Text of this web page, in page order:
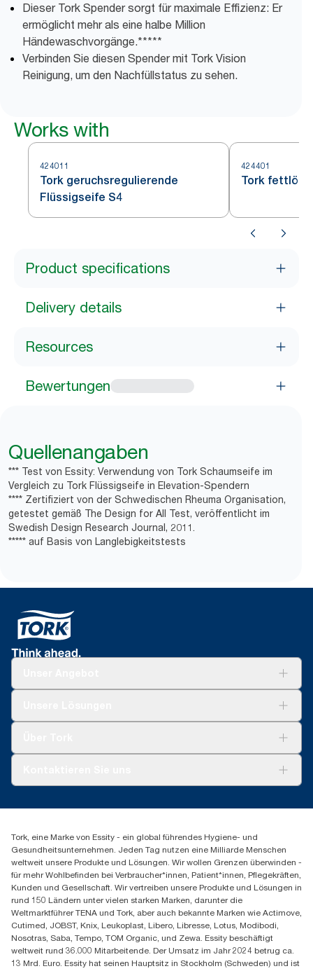
Dieser Tork Spender sorgt für maximale Effizienz: Er
ermöglicht mehr als eine halbe Million
Händewaschvorgänge.*****
Verbinden Sie diesen Spender mit Tork Vision
Reinigung, um den Nachfüllstatus zu sehen.
Works with
424011
Tork geruchsregulierende
Flüssigseife S4
424401
Tork
Product specifications
Delivery details
Resources
Bewertungen
Quellenangaben
*** Test von Essity: Verwendung von Tork Schaumseife im
Vergleich zu Tork Flüssigseife in Elevation-Spendern
**** Zertifiziert von der Schwedischen Rheuma Organisation,
getestet gemäß The Design for All Test, veröffentlicht im
Swedish Design Research Journal, 2011.
***** auf Basis von Langlebigkeitstests
Spenderreklamation
+41 (0)848/810152
Essity Switzerland AG
Parkstraße 1b
6214 Schenkon
Mo-Do 8:00-16:30 | Fr 8:00-15:00
GLN: 7609999000928
Tork, eine Marke von Essity - ein global führendes Hygiene- und
Gesundheitsunternehmen. Jeden Tag nutzen eine Milliarde Menschen
weltweit unsere Produkte und Lösungen. Wir wollen Grenzen überwinden -
für mehr Wohlbefinden bei Verbraucher*innen, Patient*innen, Pflegekräften,
Kunden und Gesellschaft. Wir vertreiben unsere Produkte und Lösungen in
rund 150 Ländern unter vielen starken Marken, darunter die
Weltmarktführer TENA und Tork, aber auch bekannte Marken wie Actimove,
Cutimed, JOBST, Knix, Leukoplast, Libero, Libresse, Lotus, Modibodi,
Nosotras, Saba, Tempo, TOM Organic, und Zewa. Essity beschäftigt
weltweit rund 36.000 Mitarbeitende. Der Umsatz im Jahr 2024 betrug ca.
13 Mrd. Euro. Essity hat seinen Hauptsitz in Stockholm (Schweden) und ist